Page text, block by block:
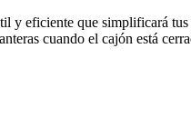
y eficiente que simplificará
cuando el cajón está